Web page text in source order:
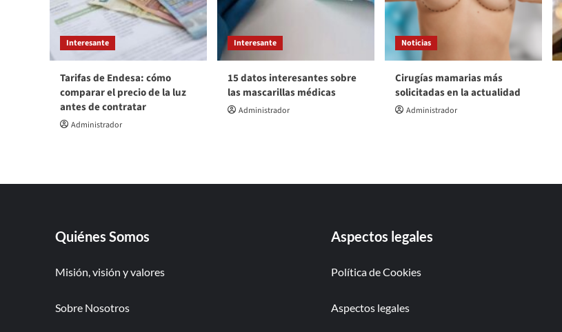
Interesante
Tarifas de Endesa: cómo
comparar el precio de la luz
antes de contratar
Administrador
Interesante
15 datos interesantes sobre
las mascarillas médicas
Administrador
Noticias
Cirugías mamarias más
solicitadas en la actualidad
Administrador
Quiénes Somos
Misión, visión y valores
Sobre Nosotros
Aspectos legales
Política de Cookies
Aspectos legales